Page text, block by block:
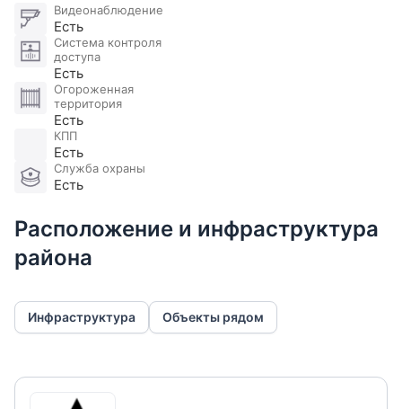
постоянно. Недвижимость в КП «Гринфилд», с
собственным озером, лесом, большими участками
и единой архитектурной концепцией привлекает
поклонников здорового образа жизни и
размеренного отдыха в кругу семьи.
Коммуникации:
Газ: Магистральный. Электричество: ЕстьВода:
Охрана: Есть.
Видеонаблюдение
Есть
Система контроля
доступа
Есть
Огороженная
территория
Есть
КПП
Есть
Служба охраны
Есть
Расположение и инфраструктура
района
Инфраструктура Объекты рядом